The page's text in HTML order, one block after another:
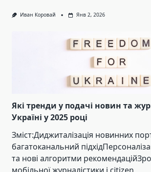
Иван Коровай Янв 2, 2026
Які тренди у подачі новин та
Україні у 2025 році
Зміст:Диджиталізація новинних
багатоканальний
та нові алгоритми